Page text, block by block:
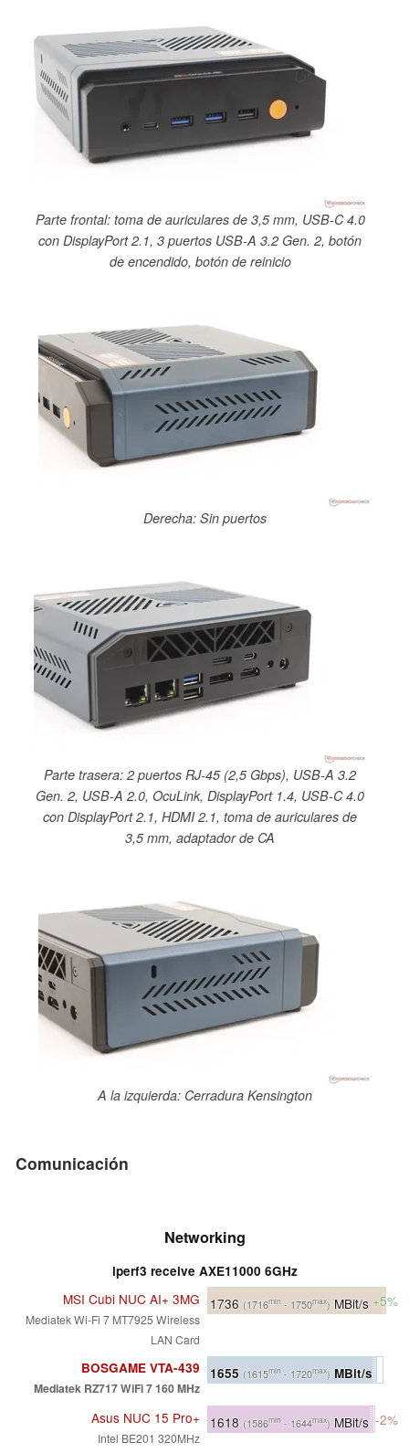
Parte frontal: toma de auriculares de 3,5 mm, USB-C 4.0
con DisplayPort 2.1, 3 puertos USB-A 3.2 Gen. 2, botón
de encendido, botón de reinicio
Derecha: Sin puertos
Parte trasera: 2 puertos RJ-45 (2,5 Gbps), USB-A 3.2
Gen. 2, USB-A 2.0, OcuLink, DisplayPort 1.4, USB-C 4.0
con DisplayPort 2.1, HDMI 2.1, toma de auriculares de
3,5 mm, adaptador de CA
A la izquierda: Cerradura Kensington
Comunicación
Networking
iperf3 receive AXE11000 6GHz
MSI Cubi NUC AI+ 3MG
Mediatek Wi-Fi 7 MT7925 Wireless
LAN Card
1736 (1716min - 1750max) MBit/s +5%
BOSGAME VTA-439
Mediatek RZ717 WiFi 7 160 MHz
1655 (1615min - 1720max) MBit/s
Asus NUC 15 Pro+
Intel BE201 320MHz
1618 (1586min - 1644max) MBit/s -2%